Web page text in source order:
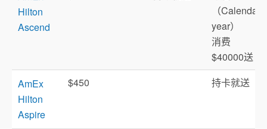
Hilton
Ascend
（Calendar
year）
消费
$40000送
AmEx
Hilton
Aspire
$450 持卡就送